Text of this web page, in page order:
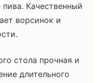
Качественный
ворсинок и
стола прочная и
длительного